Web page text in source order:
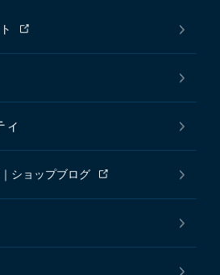
ィ
ショップブログ